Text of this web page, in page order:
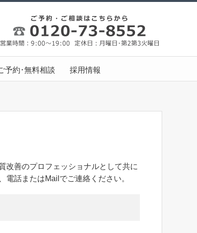
予約･無料相談 採用情報
改善のプロフェッショナルとして共に
話またはMailでご連絡ください。